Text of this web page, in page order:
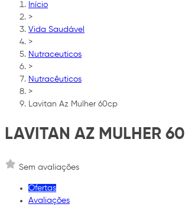
Início
>
Vida Saudável
>
Nutraceuticos
>
Nutracêuticos
>
Lavitan Az Mulher 60cp
LAVITAN AZ MULHER
Sem avaliações
Ofertas
Avaliações